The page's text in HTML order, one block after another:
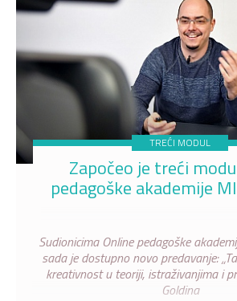
TREĆI MODUL
Započeo je treći modul Online
pedagoške akademije
Sudionicima Online pedagoške
sada je dostupno novo predavanje:
kreativnost u teoriji, istraživanjima i
Goldina